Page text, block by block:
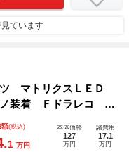
ています
ツ マトリクスＬＥＤ
ノ装着 Ｆドラレコ ヒ
ＭＭＩナビ フルセ
レーンアシスト 前後
額(税込)
1 万円
本体価格
127
万円
諸費用
17.1
万円